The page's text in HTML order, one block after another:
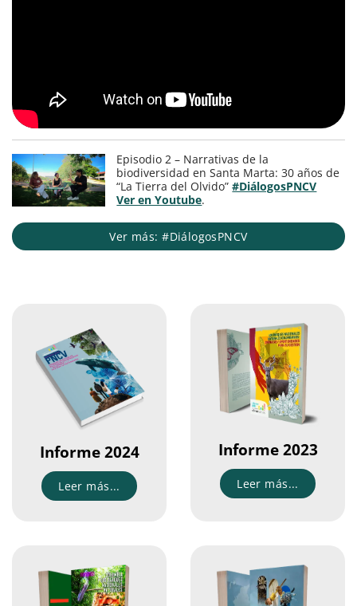
Episodio 2 – Narrativas de la
biodiversidad en Santa Marta: 30 años de
“La Tierra del Olvido”#DiálogosPNCV
Ver en Youtube.
Ver más: #DiálogosPNCV
Informe 2024
Leer más...
Informe 2023
Leer más...